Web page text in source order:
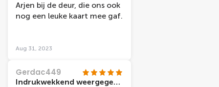
Arjen bij de deur, die ons ook
nog een leuke kaart mee gaf.
Aug 31, 2023
Gerdac449
Indrukwekkend weergegeven… je kijkt met nieuwe ogen gefascineerd naar ( op zich redelijk bekende) informatie